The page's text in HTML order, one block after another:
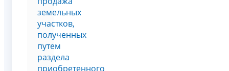
земельных
участков,
полученных
путем
раздела
приобретенного